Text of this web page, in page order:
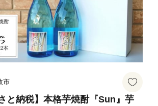
市
と納税】本格芋焼酎『Sun』芋